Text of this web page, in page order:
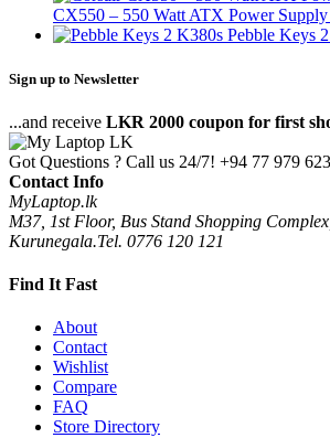
CX550 – 550 Watt ATX Power Supply
Pebble Keys
Sign up to Newsletter
...and receive LKR 2000 coupon for first
Got Questions ? Call us 24/7! +94 77 979
Contact Info
MyLaptop.lk
M37, 1st Floor, Bus Stand Shopping Complex,
Kurunegala.Tel. 0776 120 121
Find It Fast
About
Contact
Wishlist
Compare
FAQ
Store Directory